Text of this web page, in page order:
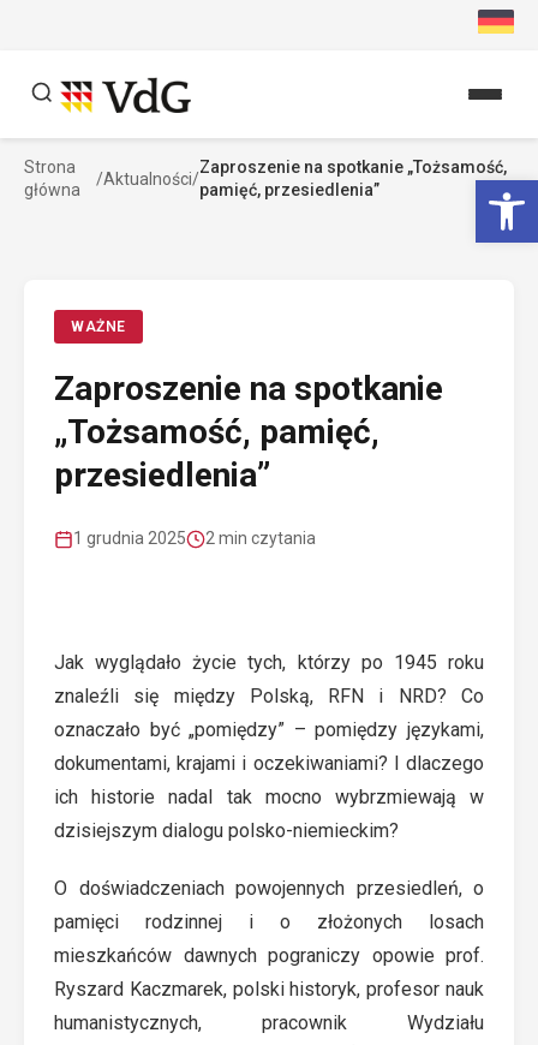
Szukaj
Strona
główna
/Aktualności/
Zaproszenie na spotkanie „Tożsamość,
pamięć, przesiedlenia”
WAŻNE
Zaproszenie na spotkanie
„Tożsamość, pamięć,
przesiedlenia”
1 grudnia 2025 2 min czytania
Jak wyglądało życie tych, którzy po 1945 roku
znaleźli się między Polską, RFN i NRD? Co
oznaczało być „pomiędzy” – pomiędzy językami,
dokumentami, krajami i oczekiwaniami? I dlaczego
ich historie nadal tak mocno wybrzmiewają w
dzisiejszym dialogu polsko-niemieckim?
O doświadczeniach powojennych przesiedleń, o
pamięci rodzinnej i o złożonych losach
mieszkańców dawnych pograniczy opowie prof.
Ryszard Kaczmarek, polski historyk, profesor nauk
humanistycznych, pracownik Wydziału